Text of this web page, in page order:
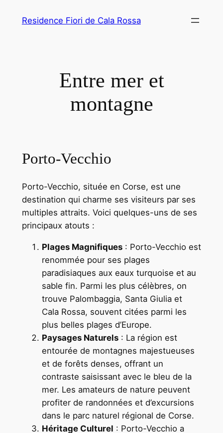
Residence Fiori de Cala Rossa
Entre mer et
montagne
Porto-Vecchio
Porto-Vecchio, située en Corse, est une
destination qui charme ses visiteurs par ses
multiples attraits. Voici quelques-uns de ses
principaux atouts :
Plages Magnifiques: Porto-Vecchio est
renommée pour ses plages
paradisiaques aux eaux turquoise et au
sable fin. Parmi les plus célèbres, on
trouve Palombaggia, Santa Giulia et
Cala Rossa, souvent citées parmi les
plus belles plages d’Europe.
Paysages Naturels: La région est
entourée de montagnes majestueuses
et de forêts denses, offrant un
contraste saisissant avec le bleu de la
mer. Les amateurs de nature peuvent
profiter de randonnées et d’excursions
dans le parc naturel régional de Corse.
Héritage Culturel : Porto-Vecchio a